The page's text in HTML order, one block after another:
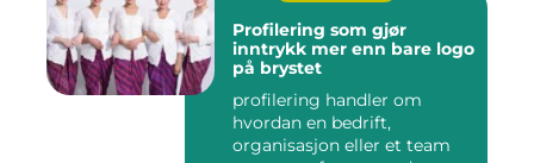
Profilering som gjør
inntrykk mer enn bare logo
på brystet
profilering handler om
hvordan en bedrift,
organisasjon eller et team